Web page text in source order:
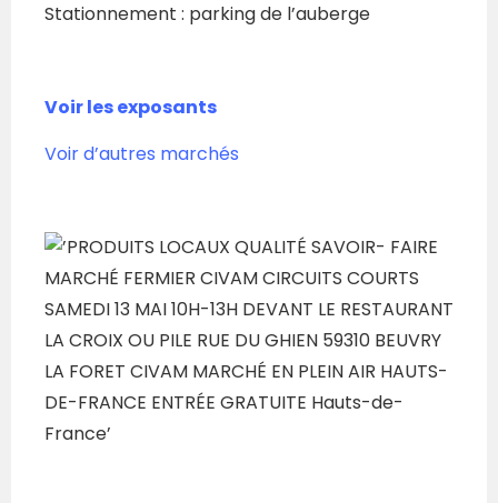
Stationnement : parking de l’auberge
Voir les exposants
Voir d’autres marchés